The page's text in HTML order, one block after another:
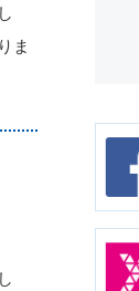
ま